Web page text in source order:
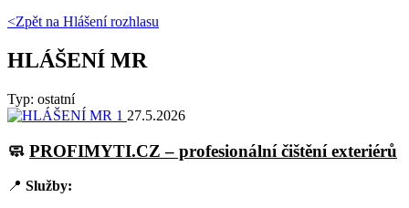
<Zpět na Hlášení rozhlasu
HLÁŠENÍ MR
Typ: ostatní
27.5.2026
🧼 PROFIMYTI.CZ – profesionální čištění exteriérů
📍 Služby: